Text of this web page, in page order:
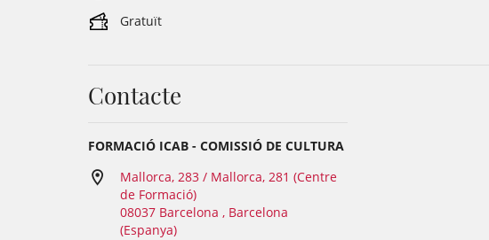
Gratuït
Contacte
FORMACIÓ ICAB - COMISSIÓ DE CULTURA
Mallorca, 283 / Mallorca, 281 (Centre
de Formació)
08037 Barcelona , Barcelona
(Espanya)